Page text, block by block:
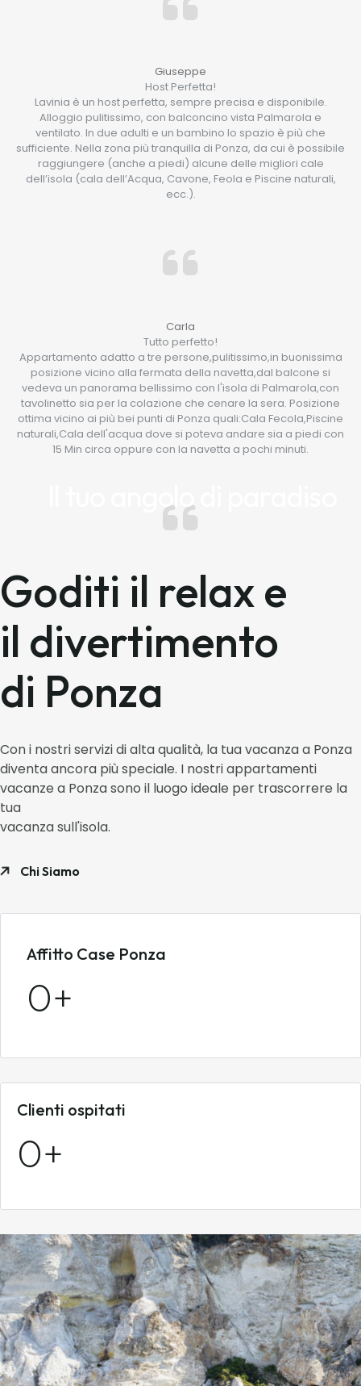
Giuseppe
Host Perfetta!
Lavinia è un host perfetta, sempre precisa e disponibile.
Alloggio pulitissimo, con balconcino vista Palmarola e
ventilato. In due adulti e un bambino lo spazio è più che
sufficiente. Nella zona più tranquilla di Ponza, da cui è possibile
raggiungere (anche a piedi) alcune delle migliori cale
dell’isola (cala dell’Acqua, Cavone, Feola e Piscine naturali,
ecc.).
Carla
Tutto perfetto!
Appartamento adatto a tre persone,pulitissimo,in buonissima
posizione vicino alla fermata della navetta,dal balcone si
vedeva un panorama bellissimo con l'isola di Palmarola,con
tavolinetto sia per la colazione che cenare la sera. Posizione
ottima vicino ai più bei punti di Ponza quali:Cala Fecola,Piscine
naturali,Cala dell'acqua dove si poteva andare sia a piedi con
15 Min circa oppure con la navetta a pochi minuti.
Goditi il relax e
il divertimento
di Ponza
Con i nostri servizi di alta qualità, la tua vacanza a Ponza
diventa ancora più speciale. I nostri appartamenti
vacanze a Ponza sono il luogo ideale per trascorrere la
tua
vacanza sull'isola.
Chi Siamo
Affitto Case Ponza
0
Clienti ospitati
0
Il tuo angolo di paradiso